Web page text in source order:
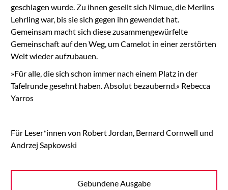
geschlagen wurde. Zu ihnen gesellt sich Nimue, die Merlins
Lehrling war, bis sie sich gegen ihn gewendet hat.
Gemeinsam macht sich diese zusammengewürfelte
Gemeinschaft auf den Weg, um Camelot in einer zerstörten
Welt wieder aufzubauen.
»Für alle, die sich schon immer nach einem Platz in der
Tafelrunde gesehnt haben. Absolut bezaubernd.« Rebecca
Yarros
Für Leser*innen von Robert Jordan, Bernard Cornwell und
Andrzej Sapkowski
Gebundene Ausgabe